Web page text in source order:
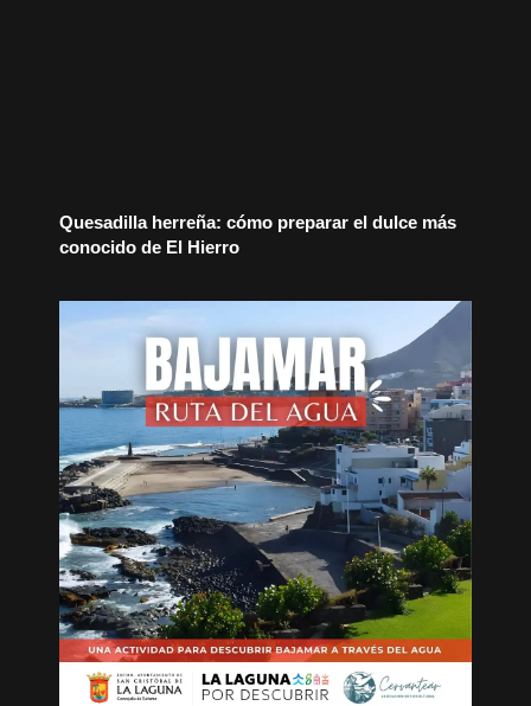
Quesadilla herreña: cómo preparar el dulce más
conocido de El Hierro